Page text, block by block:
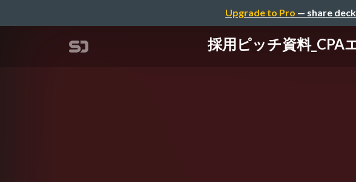
Upgrade to Pro — share
採用ピッチ資料_CPA